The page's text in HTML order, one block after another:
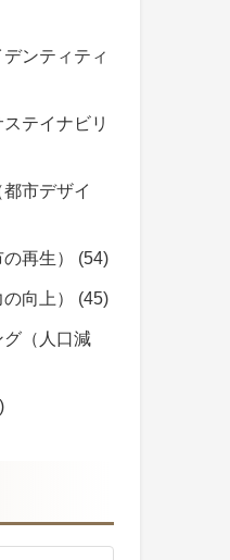
ンティティ
テイナビリ
市デザイ
再生） (54)
向上） (45)
（人口減